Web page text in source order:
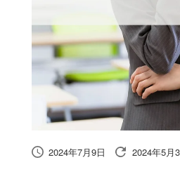
2024年7月9日 2024年5月